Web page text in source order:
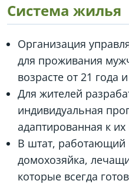
Система жилья
Организация
для проживания
возрасте от 21 года
Для жителей
индивидуальная
адаптированная к
В штат, работающий
домохозяйка,
которые всегда